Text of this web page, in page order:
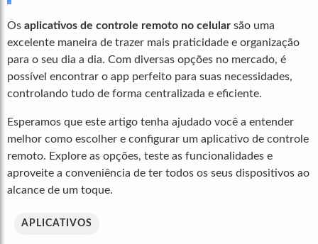
Os aplicativos de controle remoto no celular são uma
excelente maneira de trazer mais praticidade e organização
para o seu dia a dia. Com diversas opções no mercado, é
possível encontrar o app perfeito para suas necessidades,
controlando tudo de forma centralizada e eficiente.
Esperamos que este artigo tenha ajudado você a entender
melhor como escolher e configurar um aplicativo de controle
remoto. Explore as opções, teste as funcionalidades e
aproveite a conveniência de ter todos os seus dispositivos ao
alcance de um toque.
APLICATIVOS